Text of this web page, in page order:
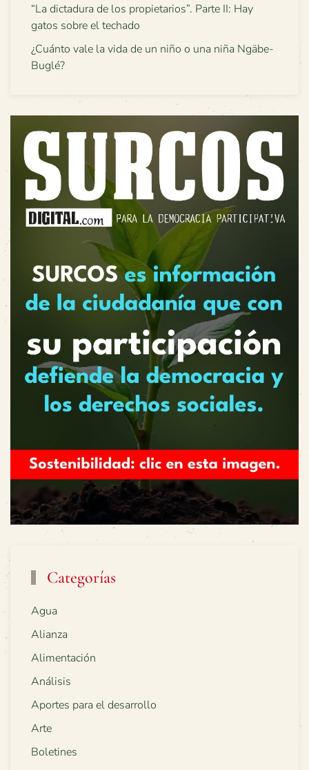
“La dictadura de los propietarios”. Parte II: Hay
gatos sobre el techado
¿Cuánto vale la vida de un niño o una niña Ngäbe-
Buglé?
Categorías
Agua
Alianza
Alimentación
Análisis
Aportes para el desarrollo
Arte
Boletines